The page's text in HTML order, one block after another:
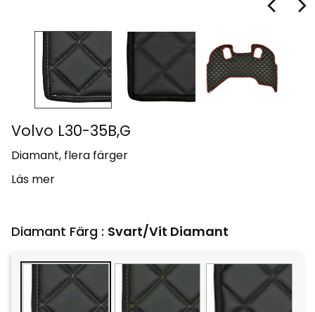
Volvo L30-35B,G
Diamant, flera färger
Läs mer
Diamant Färg : Svart/Vit Diamant